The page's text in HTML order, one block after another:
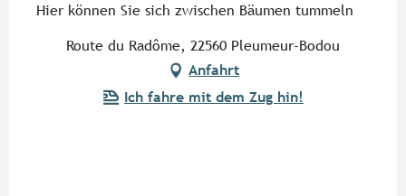
Hier können Sie sich zwischen Bäumen tummeln
Route du Radôme, 22560 Pleumeur-Bodou
Anfahrt
Ich fahre mit dem Zug hin!